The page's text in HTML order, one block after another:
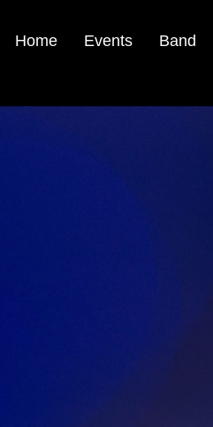
Home Events Band